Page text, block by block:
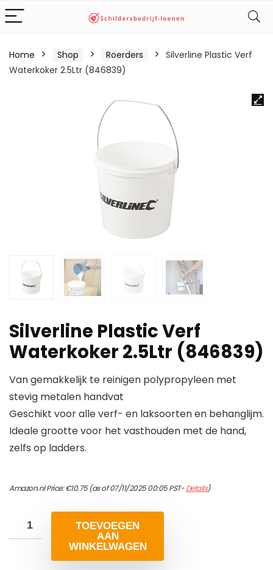
Home Shop Roerders
Silverline Plastic Verf
Waterkoker 2.5Ltr (846839)
Silverline Plastic Verf
Waterkoker 2.5Ltr (846839)
Van gemakkelijk te reinigen polypropyleen met
stevig metalen handvat
Geschikt voor alle verf- en laksoorten en behanglijm.
Ideale grootte voor het vasthouden met de hand,
zelfs op ladders.
Amazon.nl Price:€10.75(as of 07/11/2025 00:05 PST-Details)
TOEVOEGEN
AAN
WINKELWAGEN